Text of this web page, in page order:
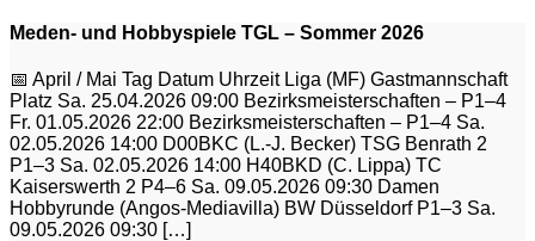
Meden- und Hobbyspiele TGL – Sommer 2026
📅 April / Mai Tag Datum Uhrzeit Liga (MF) Gastmannschaft
Platz Sa. 25.04.2026 09:00 Bezirksmeisterschaften – P1–4
Fr. 01.05.2026 22:00 Bezirksmeisterschaften – P1–4 Sa.
02.05.2026 14:00 D00BKC (L.-J. Becker) TSG Benrath 2
P1–3 Sa. 02.05.2026 14:00 H40BKD (C. Lippa) TC
Kaiserswerth 2 P4–6 Sa. 09.05.2026 09:30 Damen
Hobbyrunde (Angos-Mediavilla) BW Düsseldorf P1–3 Sa.
09.05.2026 09:30 […]